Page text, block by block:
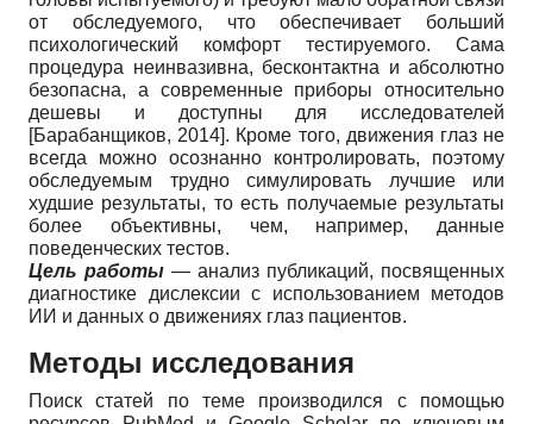
от обследуемого, что обеспечивает больший
психологический комфорт тестируемого. Сама
процедура неинвазивна, бесконтактна и абсолютно
безопасна, а современные приборы относительно
дешевы и доступны для исследователей
[Барабанщиков, 2014]. Кроме того, движения глаз не
всегда можно осознанно контролировать, поэтому
обследуемым трудно симулировать лучшие или
худшие результаты, то есть получаемые результаты
более объективны, чем, например, данные
поведенческих тестов.
Цель работы — анализ публикаций, посвященных
диагностике дислексии с использованием методов
ИИ и данных о движениях глаз пациентов.
Методы исследования
Поиск статей по теме производился с помощью